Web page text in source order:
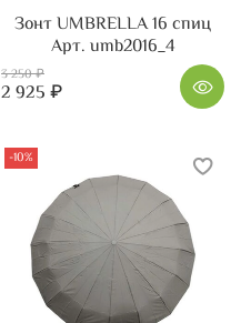
Зонт UMBRELLA 16 спиц
Арт. umb2016_4
3 250 ₽
2 925 ₽
-10%